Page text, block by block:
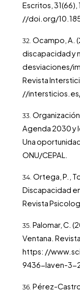
Escritos, 31(66),
//doi.org/
Ocampo, A.
discapacidad y
desviaciones/
Revista
//
Organización
Agenda 2030 y
Una
ONU/CEPAL.
Ortega, P.,
Discapacidad
Revista
Palomar, C.
Ventana.
https: //
9436-laven-
Pérez-